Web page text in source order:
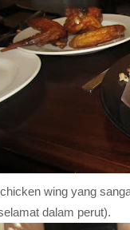
wing yang
dalam perut).